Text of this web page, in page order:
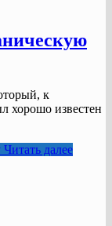
к
хорошо известен
Читать далее